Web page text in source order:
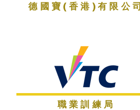
職業訓練局
德國寶(香港)有限公司